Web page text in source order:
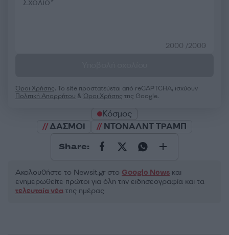
2000 /2000
Όροι Χρήσης. Το site προστατεύεται από reCAPTCHA, ισχύουν
Πολιτική Απορρήτου &Όροι Χρήσης της Google.
Κόσμος
ΔΑΣΜΟΙ
ΝΤΟΝΑΛΝΤ ΤΡΑΜΠ
Share:
Ακολουθήστε το Νewsit.gr στο Google News και
ενημερωθείτε πρώτοι για όλη την ειδησεογραφία και τα
τελευταία νέα της ημέρας